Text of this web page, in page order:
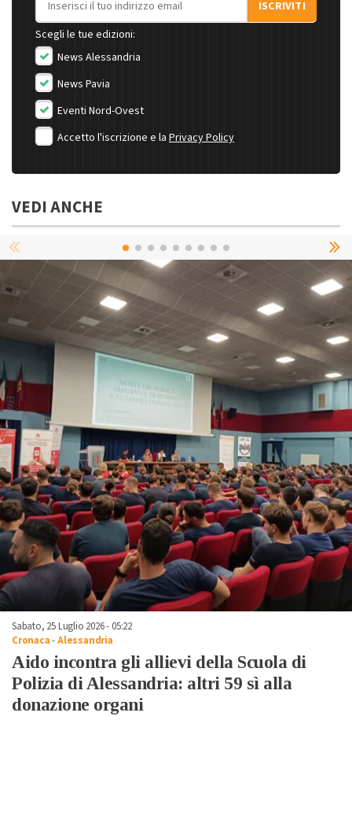
ISCRIVITI
Scegli le tue edizioni:
News Alessandria
News Pavia
Eventi Nord-Ovest
Accetto l'iscrizione e la Privacy Policy
VEDI ANCHE
Sabato, 25 Luglio 2026 - 05:22
Cronaca-Alessandria
Aido incontra gli allievi della Scuola di
Polizia di Alessandria: altri 59 sì alla
donazione organi